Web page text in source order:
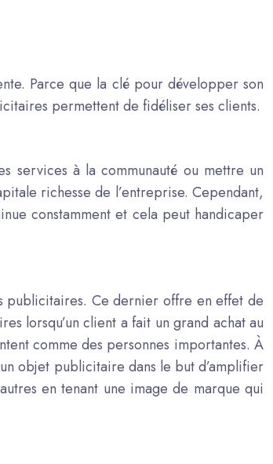
Parce que la clé pour développer son
permettent de fidéliser ses clients.
services à la communauté ou mettre un
richesse de l’entreprise. Cependant,
constamment et cela peut handicaper
publicitaires. Ce dernier offre en effet de
lorsqu’un client a fait un grand achat au
comme des personnes importantes. À
objet publicitaire dans le but d’amplifier
en tenant une image de marque qui